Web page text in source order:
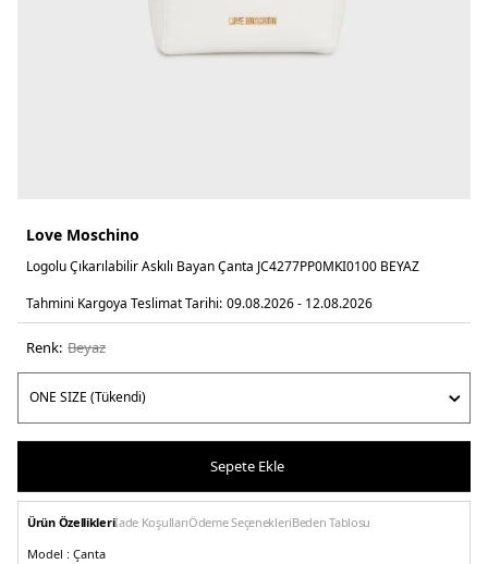
Love Moschino
Logolu Çıkarılabilir Askılı Bayan Çanta JC4277PP0MKI0100 BEYAZ
Tahmini Kargoya Teslimat Tarihi: 09.08.2026 - 12.08.2026
Renk: beyaz
Sepete Ekle
Ürün Özellikleriİade KoşullarıÖdeme SeçenekleriBeden Tablosu
Model : Çanta